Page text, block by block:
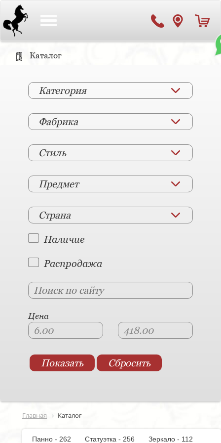
Каталог
Категория
Фабрика
Стиль
Предмет
Страна
Наличие
Распродажа
Цена
Главная Каталог
Панно - 262 Статуэтка - 256
Зеркало - 112